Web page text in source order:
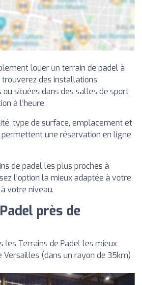
louer un terrain de padel à
trouverez des installations
ou situées dans des salles de sport
à l’heure.
type de surface, emplacement et
une réservation en ligne
de padel les plus proches à
l’option la mieux adaptée à votre
votre niveau.
près de
les Terrains de Padel les mieux
Versailles (dans un rayon de 35km)